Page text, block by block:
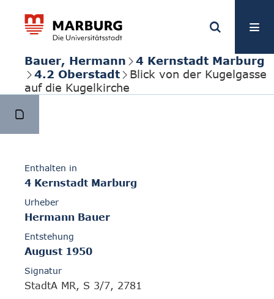
Bauer, Hermann
4 Kernstadt Marburg
4.2 Oberstadt
Blick von der Kugelgasse
auf die Kugelkirche
Enthalten in
4 Kernstadt Marburg
Urheber
Hermann Bauer
Entstehung
August 1950
Signatur
StadtA MR, S 3/7, 2781